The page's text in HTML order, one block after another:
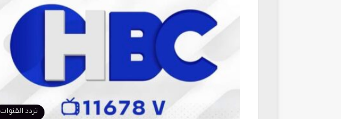
تردد القنوات